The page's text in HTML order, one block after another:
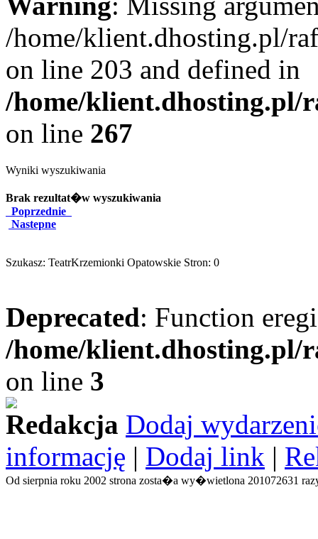
/home/klient.dhosting.pl/
on line 203 and defined in
/home/klient.dhosting.pl/
on line 267
Wyniki wyszukiwania
Brak rezultat�w wyszukiwania
Poprzednie
Nastepne
Szukasz: TeatrKrzemionki Opatowskie Stron: 0
Deprecated: Function
/home/
on line 3
Redakcja Dodaj
informację | Dodaj link |
Od sierpnia roku 2002 strona zosta�a wy�wietlona 201072631